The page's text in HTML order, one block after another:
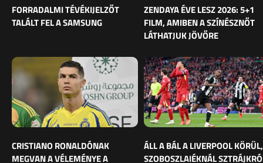
FORRADALMI TÉVÉKIJELZŐT
TALÁLT FEL A SAMSUNG
ZENDAYA ÉVE LESZ 2026: 5+1
FILM, AMIBEN A SZÍNÉSZNŐT
LÁTHATJUK JÖVŐRE
CRISTIANO RONALDÓNAK
MEGVAN A VÉLEMÉNYE A
ÁLL A BÁL A LIVERPOOL KÖRÜL,
SZOBOSZLAIÉKNÁL